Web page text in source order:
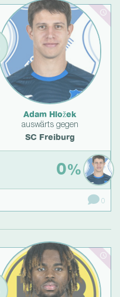
Adam Hložek
auswärts gegen
SC Freiburg
0%
0